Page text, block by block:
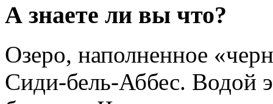
А знаете ли вы что?
Озеро, наполненное
Сиди-бель-Аббес. Водой